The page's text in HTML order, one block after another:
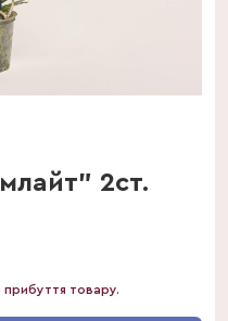
2ст.
прибуття товару.